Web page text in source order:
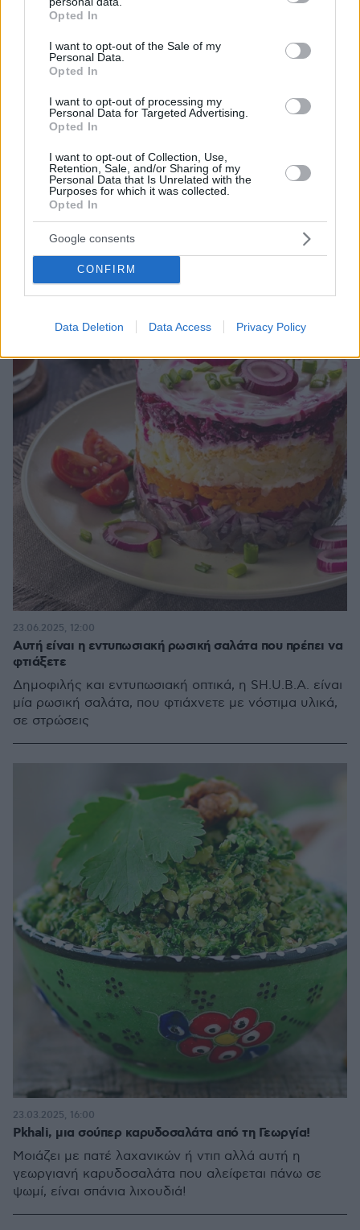
grant or deny consent to Google and its third-party tags to
use your data for below specified purposes in below Google
consent section.
Opted In
I want to opt-out of the Sale of my
Personal Data.
Opted In
I want to opt-out of processing my
Personal Data for Targeted Advertising.
Opted In
I want to opt-out of Collection, Use,
Retention, Sale, and/or Sharing of my
Personal Data that Is Unrelated with the
Purposes for which it was collected.
Opted In
Google consents
CONFIRM
Data Deletion Data Access Privacy Policy
Ρεβίθια σαλάτα µε ταχίνι και πικάντικο θράψαλο
Φτιάχνουμε ζεστή σαλάτα με ρεβίθια µε ταχίνι και
πικάντικο θράψαλο. Νηστίσιμη και απολαυστική για
κάθε ημέρα.
27.06.2025, 06:00
Αυτή είναι η εντυπωσιακή ρωσική σαλάτα που πρέπει να
φτιάξετε
Δημοφιλής και εντυπωσιακή οπτικά, η SH.U.B.A. είναι
μία ρωσική σαλάτα, που φτιάχνετε με νόστιμα υλικά,
σε στρώσεις
23.06.2025, 12:00
Pkhali, μια σούπερ καρυδοσαλάτα από τη Γεωργία!
Mοιάζει με πατέ λαχανικών ή ντιπ αλλά αυτή η
γεωργιανή καρυδοσαλάτα που αλείφεται πάνω σε
ψωμί, είναι σπάνια λιχουδιά!
23.03.2025, 16:00